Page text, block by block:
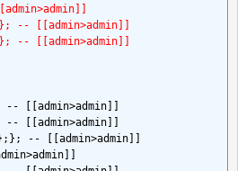
-- [[admin>admin]]
-- [[admin>admin]]
[[admin>admin]]
[[admin>admin]]
-- [[admin>admin]]